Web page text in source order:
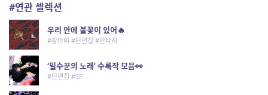
#연관 셀렉션
우리 안에 불꽃이 있어🔥
#장아미 #단편집 #판타지
‘밀수꾼의 노래’ 수록작 모음👀
#단편집 #SF